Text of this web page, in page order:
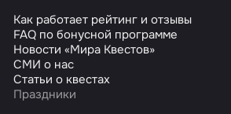
Как работает рейтинг и отзывы
FAQ по бонусной программе
Новости «Мира Квестов»
СМИ о нас
Статьи о квестах
Праздники